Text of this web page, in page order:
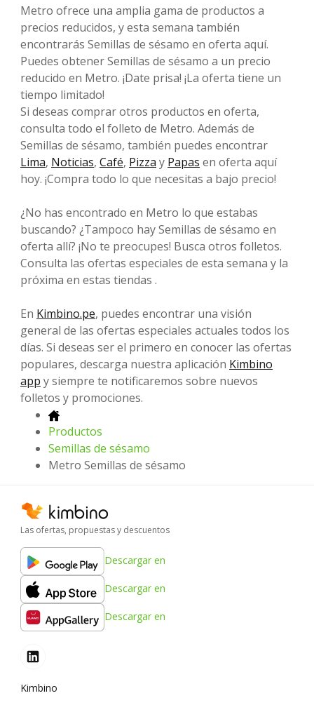
Metro ofrece una amplia gama de productos a
precios reducidos, y esta semana también
encontrarás Semillas de sésamo en oferta aquí.
Puedes obtener Semillas de sésamo a un precio
reducido en Metro. ¡Date prisa! ¡La oferta tiene un
tiempo limitado!
Si deseas comprar otros productos en oferta,
consulta todo el folleto de Metro. Además de
Semillas de sésamo, también puedes encontrar
Lima, Noticias, Café, Pizza y Papas en oferta aquí
hoy. ¡Compra todo lo que necesitas a bajo precio!
¿No has encontrado en Metro lo que estabas
buscando? ¿Tampoco hay Semillas de sésamo en
oferta allí? ¡No te preocupes! Busca otros folletos.
Consulta las ofertas especiales de esta semana y la
próxima en estas tiendas .
En Kimbino.pe, puedes encontrar una visión
general de las ofertas especiales actuales todos los
días. Si deseas ser el primero en conocer las ofertas
populares, descarga nuestra aplicación Kimbino
app y siempre te notificaremos sobre nuevos
folletos y promociones.
Productos
Semillas de sésamo
Metro Semillas de sésamo
Las ofertas, propuestas y descuentos
Descargar en
Descargar en
Descargar en
Kimbino